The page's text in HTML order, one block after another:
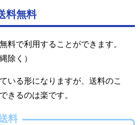
料無料
料で利用することができます。
除く）
いる形になりますが、送料のこ
きるのは楽です。
料